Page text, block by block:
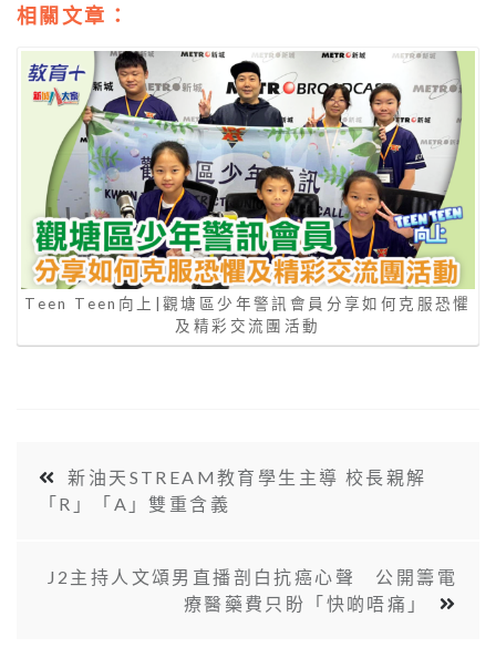
相關文章：
Teen Teen向上|觀塘區少年警訊會員分享如何克服恐懼
及精彩交流團活動
新油天STREAM教育學生主導 校長親解
「R」「A」雙重含義
J2主持人文頌男直播剖白抗癌心聲 公開籌電
療醫藥費只盼「快啲唔痛」